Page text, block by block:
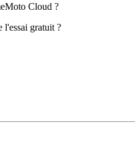
Cloud ?
gratuit ?